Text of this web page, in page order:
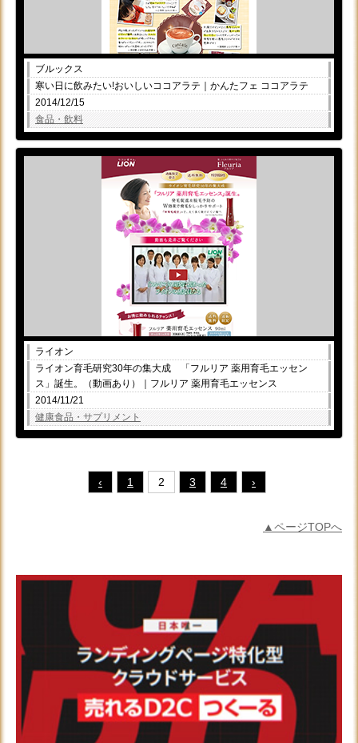
ブルックス
寒い日に飲みたい!おいしいココアラテ｜かんたフェ ココアラテ
2014/12/15
食品・飲料
ライオン
ライオン育毛研究30年の集大成 「フルリア 薬用育毛エッセン
ス」誕生。（動画あり）｜フルリア 薬用育毛エッセンス
2014/11/21
健康食品・サプリメント
‹ 1 2 3 4 ›
▲ページTOPへ